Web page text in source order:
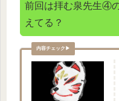
前回は拝む泉先生④
えてる？